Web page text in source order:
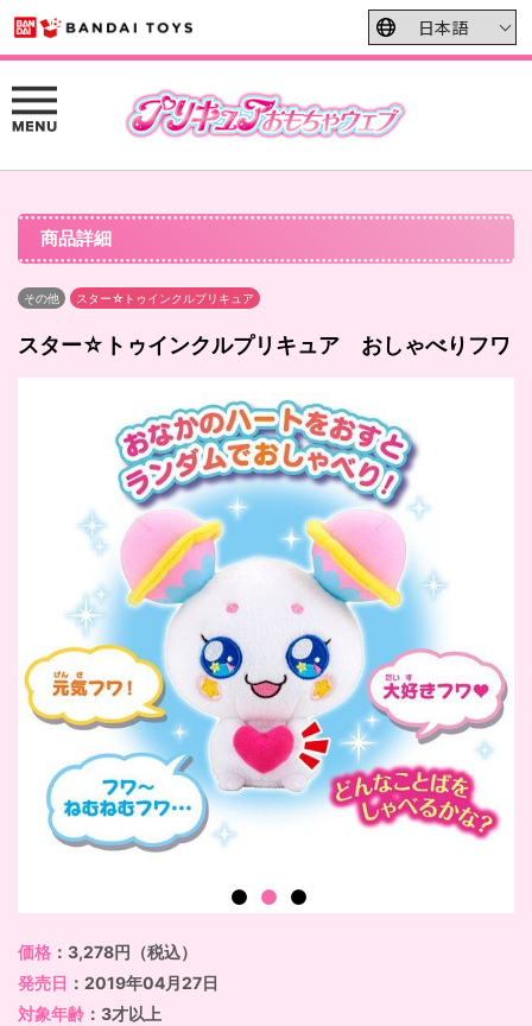
商品詳細
その他 スター☆トゥインクルプリキュア
スター☆トゥインクルプリキュア おしゃべりフワ
価格 ：3,278円（税込）
発売日 ：2019年04月27日
対象年齢 ：3才以上